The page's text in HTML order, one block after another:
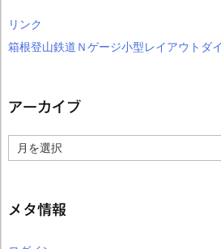
リンク
箱根登山鉄道Ｎゲージ小型レイアウトダ
アーカイブ
ー
ブ
メタ情報